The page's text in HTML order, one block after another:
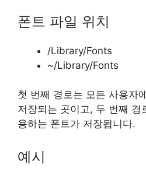
폰트 파일 위치
/Library/Fonts
~/Library/Fonts
첫 번째 경로는 모든 사용자
저장되는 곳이고, 두 번째 경
용하는 폰트가 저장됩니다.
예시